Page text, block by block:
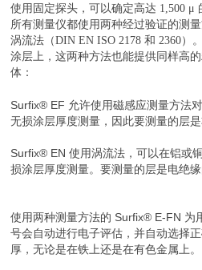
使用固定探头，可以确定高达 1,500 μ
所有测量仪都使用两种经过验证的测
涡流法（DIN EN ISO 2178 和 2360）
涂层上，这两种方法也能提供同样高
体：
Surfix® EF 允许使用磁感应测量方法
无损涂层厚度测量，因此要测量的层
Surfix® EN 使用涡流法，可以在铝或
损涂层厚度测量。要测量的层是电绝
使用两种测量方法的 Surfix® E-FN 为
号会自动进行电子评估，并自动选择
厚，无论是在铁上还是在有色金属上。